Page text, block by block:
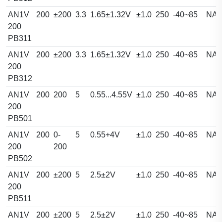
AN1V
200
PB311
200 ±200 3.3 1.65±1.32V ±1.0 250 -40~85 NA
AN1V
200
PB312
200 ±200 3.3 1.65±1.32V ±1.0 250 -40~85 NA
AN1V
200
PB501
200 200 5 0.55...4.55V ±1.0 250 -40~85 NA
AN1V
200
PB502
200 0-
200
5 0.55+4V ±1.0 250 -40~85 NA
AN1V
200
PB511
200 ±200 5 2.5±2V ±1.0 250 -40~85 NA
AN1V
200 ±200 5 2.5±2V ±1.0 250 -40~85 NA